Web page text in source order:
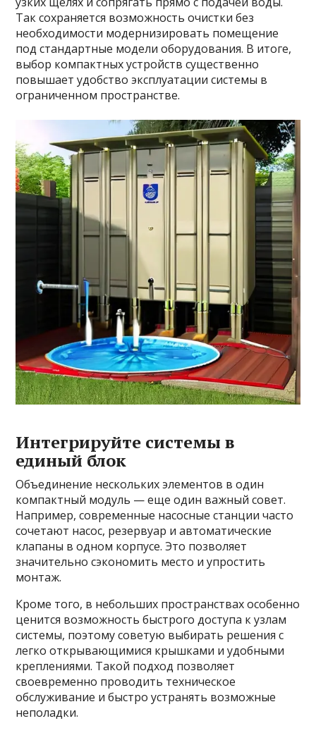
Так сохраняется возможность очистки без
необходимости модернизировать помещение
под стандартные модели оборудования. В итоге,
выбор компактных устройств существенно
повышает удобство эксплуатации системы в
ограниченном пространстве.
Интегрируйте системы в
единый блок
Объединение нескольких элементов в один
компактный модуль — еще один важный совет.
Например, современные насосные станции часто
сочетают насос, резервуар и автоматические
клапаны в одном корпусе. Это позволяет
значительно сэкономить место и упростить
монтаж.
Кроме того, в небольших пространствах особенно
ценится возможность быстрого доступа к узлам
системы, поэтому советую выбирать решения с
легко открывающимися крышками и удобными
креплениями. Такой подход позволяет
своевременно проводить техническое
обслуживание и быстро устранять возможные
неполадки.